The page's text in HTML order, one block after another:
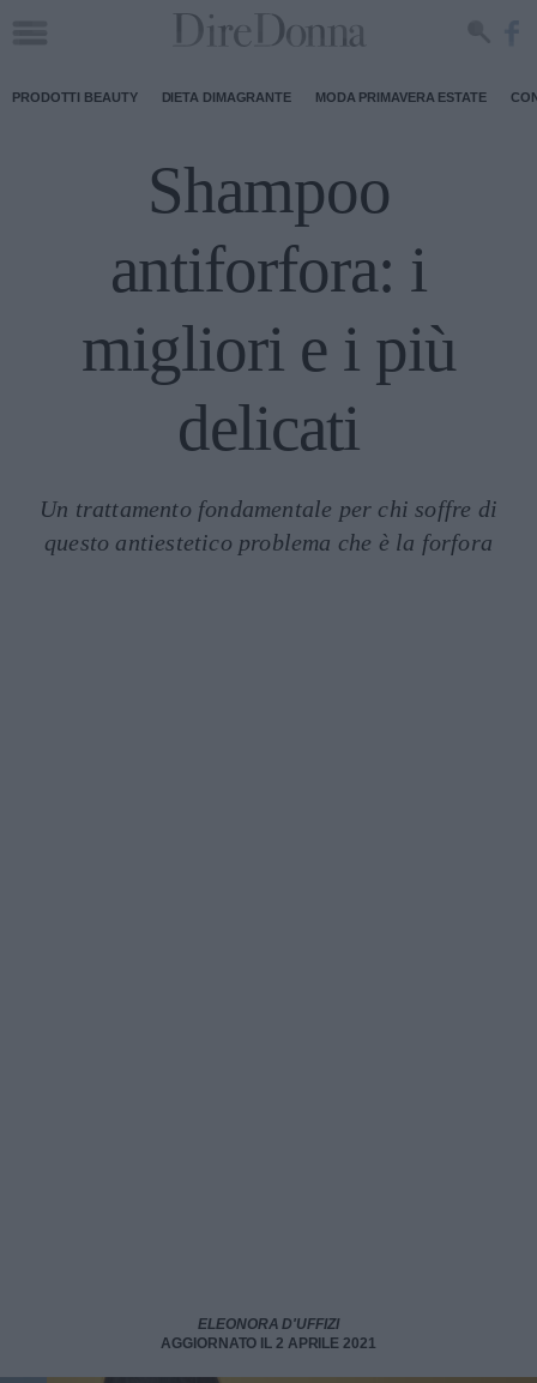
PRODOTTI BEAUTY DIETA DIMAGRANTE MODA PRIMAVERA ESTATE
Shampoo
antiforfora: i
migliori e i più
delicati
Un trattamento fondamentale per chi soffre di
questo antiestetico problema che è la forfora
ELEONORA D'UFFIZI
AGGIORNATO IL 2 APRILE 2021